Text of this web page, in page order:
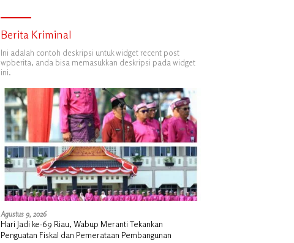
Berita Kriminal
Ini adalah contoh deskripsi untuk widget recent post
wpberita, anda bisa memasukkan deskripsi pada widget
ini.
Agustus 9, 2026
Hari Jadi ke-69 Riau, Wabup Meranti Tekankan
Penguatan Fiskal dan Pemerataan Pembangunan